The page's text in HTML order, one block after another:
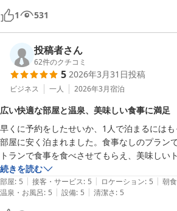
じて通年均一価格」で皆様をお迎えしてお
変えて、目の前に広がる有明海や背後にそ
みにいらしてください。スタッフ一同、心
ります。
ＨＯＴＥＬシーサイド島原
2026-05-01
たのに、暖まらないので気になりフィルター
していて、空気を吸い込まないのが原因だな
て、取り付けたら、あらまなんとガンガン効
1 531
投稿者さん
62件のクチコミ
5 2026年3月31日投稿
ビジネス 一人 2026年3月宿泊
広い快適な部屋と温泉、美味しい食事に満足
早くに予約をしたせいか、1人で泊まるには
部屋に安く泊まれました。食事なしのプラン
トランで食事を食べさせてもらえ、美味しい
ができました。チェックイン時のフロントの
し、温泉も気持ちよかったし、また泊まりた
続きを読む
部屋: 5 | 接客・サービス: 5 | ロケーション: 5 | 朝食
温泉・お風呂: 5 | 設備: 5 | 清潔さ: 5